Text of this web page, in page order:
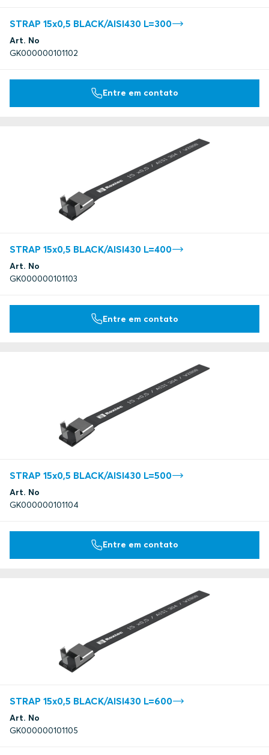
STRAP 15x0,5 BLACK/AISI430 L=300
Art. No
GK000000101102
Entre em contato
STRAP 15x0,5 BLACK/AISI430 L=400
Art. No
GK000000101103
Entre em contato
STRAP 15x0,5 BLACK/AISI430 L=500
Art. No
GK000000101104
Entre em contato
STRAP 15x0,5 BLACK/AISI430 L=600
Art. No
GK000000101105